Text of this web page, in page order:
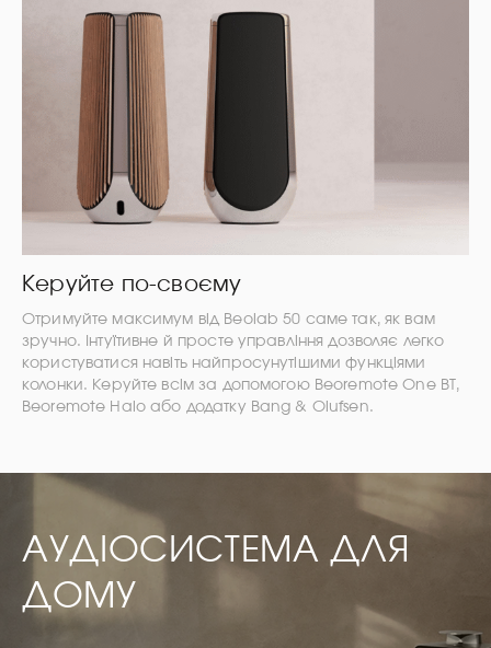
Керуйте по-своєму
Отримуйте максимум від Beolab 50 саме так, як вам
зручно. Інтуїтивне й просте управління дозволяє легко
користуватися навіть найпросунутішими функціями
колонки. Керуйте всім за допомогою Beoremote One BT,
Beoremote Halo або додатку Bang & Olufsen.
АУДІОСИСТЕМА ДЛЯ
ДОМУ